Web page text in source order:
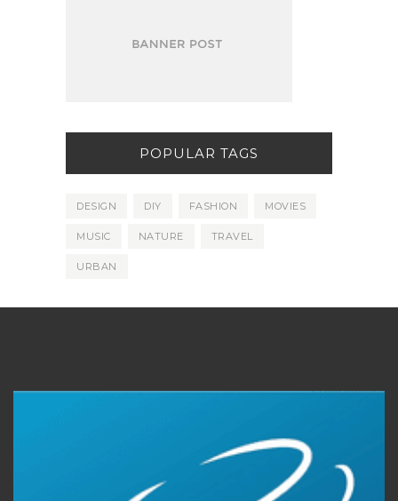
POPULAR TAGS
DESIGN DIY FASHION MOVIES
MUSIC NATURE TRAVEL
URBAN